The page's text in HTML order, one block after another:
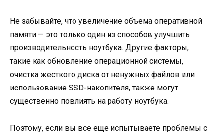
Не забывайте, что увеличение объема оперативной
памяти — это только один из способов улучшить
производительность ноутбука. Другие факторы,
такие как обновление операционной системы,
очистка жесткого диска от ненужных файлов или
использование SSD-накопителя, также могут
существенно повлиять на работу ноутбука.
Поэтому, если вы все еще испытываете проблемы с